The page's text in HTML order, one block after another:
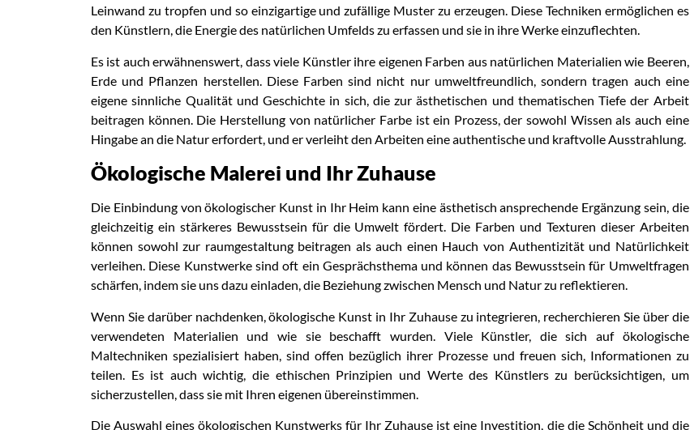
Leinwand zu tropfen und so einzigartige und zufällige Muster zu erzeugen. Diese Techniken ermöglichen es
den Künstlern, die Energie des natürlichen Umfelds zu erfassen und sie in ihre Werke einzuflechten.
Es ist auch erwähnenswert, dass viele Künstler ihre eigenen Farben aus natürlichen Materialien wie Beeren,
Erde und Pflanzen herstellen. Diese Farben sind nicht nur umweltfreundlich, sondern tragen auch eine
eigene sinnliche Qualität und Geschichte in sich, die zur ästhetischen und thematischen Tiefe der Arbeit
beitragen können. Die Herstellung von natürlicher Farbe ist ein Prozess, der sowohl Wissen als auch eine
Hingabe an die Natur erfordert, und er verleiht den Arbeiten eine authentische und kraftvolle Ausstrahlung.
Ökologische Malerei und Ihr Zuhause
Die Einbindung von ökologischer Kunst in Ihr Heim kann eine ästhetisch ansprechende Ergänzung sein, die
gleichzeitig ein stärkeres Bewusstsein für die Umwelt fördert. Die Farben und Texturen dieser Arbeiten
können sowohl zur raumgestaltung beitragen als auch einen Hauch von Authentizität und Natürlichkeit
verleihen. Diese Kunstwerke sind oft ein Gesprächsthema und können das Bewusstsein für Umweltfragen
schärfen, indem sie uns dazu einladen, die Beziehung zwischen Mensch und Natur zu reflektieren.
Wenn Sie darüber nachdenken, ökologische Kunst in Ihr Zuhause zu integrieren, recherchieren Sie über die
verwendeten Materialien und wie sie beschafft wurden. Viele Künstler, die sich auf ökologische
Maltechniken spezialisiert haben, sind offen bezüglich ihrer Prozesse und freuen sich, Informationen zu
teilen. Es ist auch wichtig, die ethischen Prinzipien und Werte des Künstlers zu berücksichtigen, um
sicherzustellen, dass sie mit Ihren eigenen übereinstimmen.
Die Auswahl eines ökologischen Kunstwerks für Ihr Zuhause ist eine Investition, die die Schönheit und die